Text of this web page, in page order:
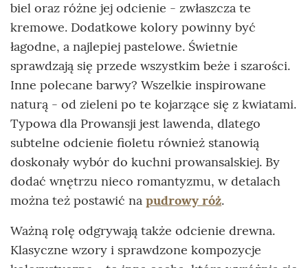
biel oraz różne jej odcienie - zwłaszcza te
kremowe. Dodatkowe kolory powinny być
łagodne, a najlepiej pastelowe. Świetnie
sprawdzają się przede wszystkim beże i szarości.
Inne polecane barwy? Wszelkie inspirowane
naturą - od zieleni po te kojarzące się z kwiatami.
Typowa dla Prowansji jest lawenda, dlatego
subtelne odcienie fioletu również stanowią
doskonały wybór do kuchni prowansalskiej. By
dodać wnętrzu nieco romantyzmu, w detalach
można też postawić na pudrowy róż.
Ważną rolę odgrywają także odcienie drewna.
Klasyczne wzory i sprawdzone kompozycje